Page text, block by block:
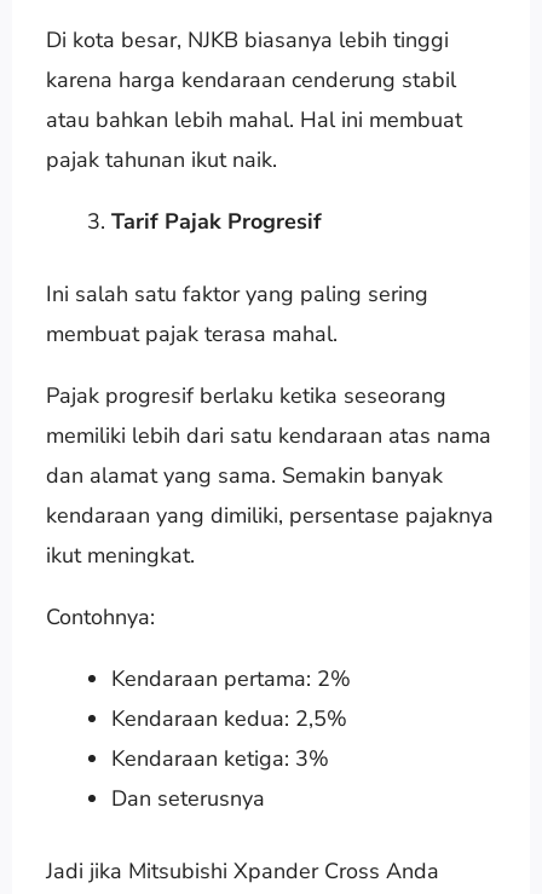
Di kota besar, NJKB biasanya lebih tinggi
karena harga kendaraan cenderung stabil
atau bahkan lebih mahal. Hal ini membuat
pajak tahunan ikut naik.
Tarif Pajak Progresif
Ini salah satu faktor yang paling sering
membuat pajak terasa mahal.
Pajak progresif berlaku ketika seseorang
memiliki lebih dari satu kendaraan atas nama
dan alamat yang sama. Semakin banyak
kendaraan yang dimiliki, persentase pajaknya
ikut meningkat.
Contohnya:
Kendaraan pertama: 2%
Kendaraan kedua: 2,5%
Kendaraan ketiga: 3%
Dan seterusnya
Jadi jika Mitsubishi Xpander Cross Anda